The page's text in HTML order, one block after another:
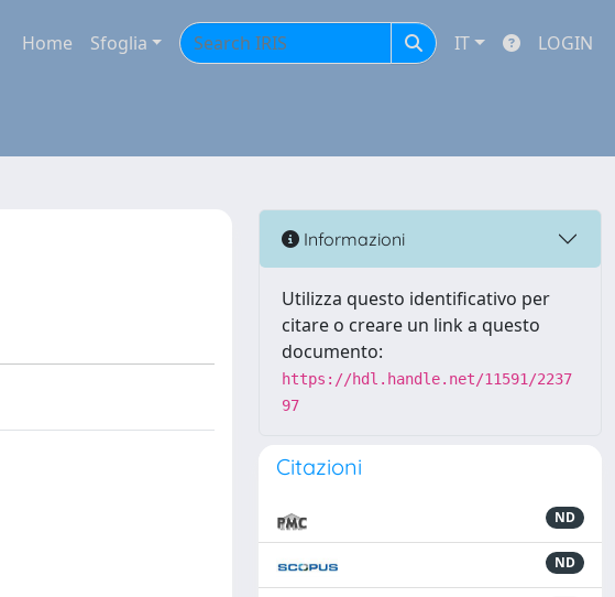
Home Sfoglia IT LOGIN
Informazioni
Utilizza questo identificativo per
citare o creare un link a questo
documento:
https://hdl.handle.net/11591/2237
97
Citazioni
ND
ND